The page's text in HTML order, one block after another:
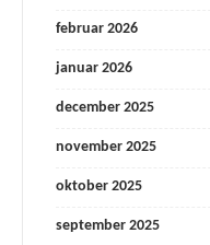
februar 2026
januar 2026
december 2025
november 2025
oktober 2025
september 2025